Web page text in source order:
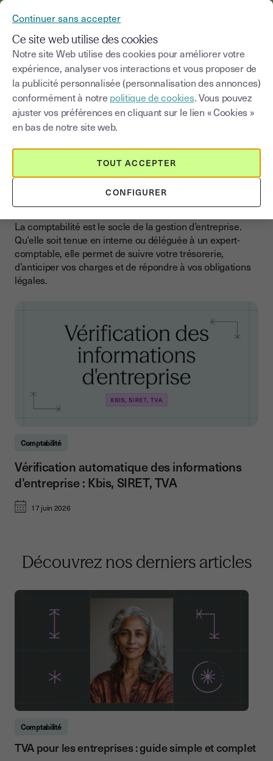
Blog|Gestion d'entreprise>Comptabilité
Choisir une catégorie Saisissez un terme
Gérez votre comptabilité
d’entreprise avec rigueur et
simplicité
La comptabilité est le socle de la gestion d’entreprise.
Qu’elle soit tenue en interne ou déléguée à un expert-
comptable, elle permet de suivre votre trésorerie,
d’anticiper vos charges et de répondre à vos obligations
légales.
Comptabilité
17 juin 2026
Vérification automatique des informations
d'entreprise : Kbis, SIRET, TVA
Découvrez nos derniers articles
Comptabilité
TVA pour les entreprises : guide simple et complet
Continuer sans accepter
Ce site web utilise des cookies
Notre site Web utilise des cookies pour améliorer votre
expérience, analyser vos interactions et vous proposer de
la publicité personnalisée (personnalisation des annonces)
conformément à notre politique de cookies. Vous pouvez
ajuster vos préférences en cliquant sur le lien « Cookies »
en bas de notre site web.
CONFIGURER
TOUT ACCEPTER